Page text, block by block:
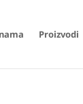
Proizvodi